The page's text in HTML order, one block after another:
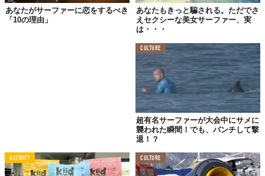
擦り傷や打ち身はあれど、命に別状はありませんでした。
あなたがサーファーに恋をするべき
「10の理由」
あなたもきっと騙される。ただでさ
えセクシーな美女サーファー、実
は・・・
CULTURE
超有名サーファーが大会中にサメに
襲われた瞬間！でも、パンチして撃
退！？
ACTIVITY CULTURE